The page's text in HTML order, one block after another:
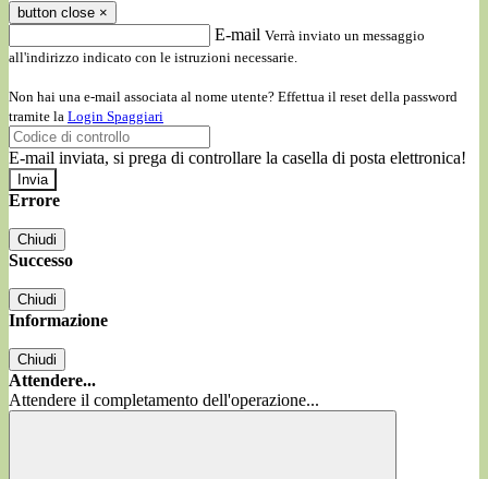
button close ×
E-mail Verrà inviato un messaggio
all'indirizzo indicato con le istruzioni necessarie.
Non hai una e-mail associata al nome utente? Effettua il reset della password
tramite la Login Spaggiari
E-mail inviata, si prega di controllare la casella di posta elettronica!
Errore
Chiudi
Successo
Chiudi
Informazione
Chiudi
Attendere...
Attendere il completamento dell'operazione...